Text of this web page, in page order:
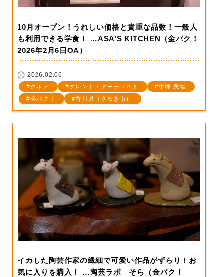
10月オープン！うれしい価格と貴重な品数！一般人
も利用できる学食！ …ASA’S KITCHEN（金バク！
2026年2月6日OA）
2026.02.06
グルメ
タレント・アーティスト
中塚 美緒
金バク！
香川県（さぬき市）
イカした陶芸作家の繊細で可愛い作品がずらり！お
気に入りを購入！ …陶芸ラボ そら（金バク！